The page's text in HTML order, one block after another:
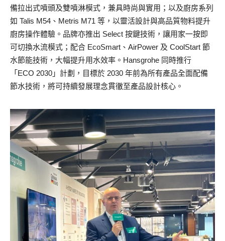
備拉出式噴頭及雙噴淋模式，兼具時尚與實用；以及廚房系列
如 Talis M54、Metris M71 等，以靈活設計與高品質物料提升
廚房操作體驗。品牌亦推出 Select 按鍵技術，讓用家一按即
可切換水流模式；配合 EcoSmart、AirPower 及 CoolStart 節
水節能技術，大幅提升用水效率。Hansgrohe 同時推行
「ECO 2030」計劃，目標於 2030 年前為所有產品全面配備
節水技術，將可持續發展理念貫徹至產品設計核心。